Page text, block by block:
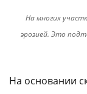
На многих
эрозией. Это
На основании